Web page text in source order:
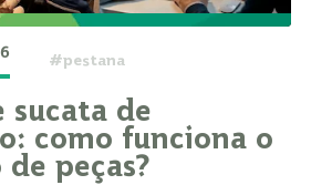
#pestana
sucata de
como funciona o
peças?